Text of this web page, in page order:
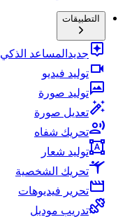
التطبيقات
جديد المساعد الذكي
توليد فيديو
توليد صورة
تعديل صورة
تحريك شفاه
توليد شعار
تحريك الشخصية
تحرير فيديوهات
تدريب موديل